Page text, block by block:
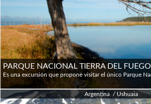
PARQUE NACIONAL TIERRA DEL FUEGO
Argentina / Ushuaia